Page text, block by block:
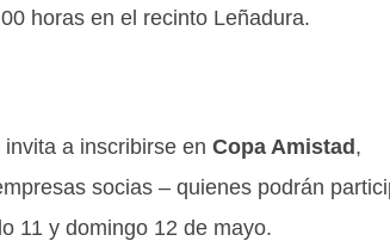
horas en el recinto Leñadura.
a inscribirse en Copa Amistad,
socias – quienes podrán
11 y domingo 12 de mayo.